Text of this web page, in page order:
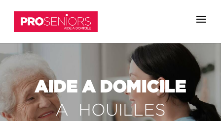
AIDE A DOMICILE
A HOUILLES